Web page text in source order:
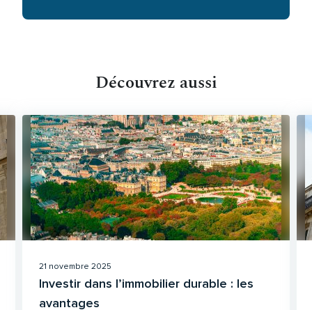
Découvrez aussi
21 novembre 2025
Investir dans l’immobilier durable : les
avantages